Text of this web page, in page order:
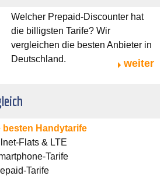
Welcher Prepaid-Discounter hat
die billigsten Tarife? Wir
vergleichen die besten Anbieter in
Deutschland.
weiter
besten Handytarife
Flats & LTE
Tarife
Tarife